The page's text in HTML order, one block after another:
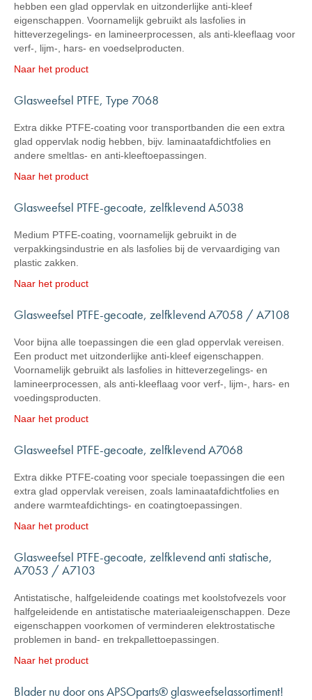
hebben een glad oppervlak en uitzonderlijke anti-kleef
eigenschappen. Voornamelijk gebruikt als lasfolies in
hitteverzegelings- en lamineerprocessen, als anti-kleeflaag voor
verf-, lijm-, hars- en voedselproducten.
Naar het product
Glasweefsel PTFE, Type 7068
Extra dikke PTFE-coating voor transportbanden die een extra
glad oppervlak nodig hebben, bijv. laminaatafdichtfolies en
andere smeltlas- en anti-kleeftoepassingen.
Naar het product
Glasweefsel PTFE-gecoate, zelfklevend A5038
Medium PTFE-coating, voornamelijk gebruikt in de
verpakkingsindustrie en als lasfolies bij de vervaardiging van
plastic zakken.
Naar het product
Glasweefsel PTFE-gecoate, zelfklevend A7058 / A7108
Voor bijna alle toepassingen die een glad oppervlak vereisen.
Een product met uitzonderlijke anti-kleef eigenschappen.
Voornamelijk gebruikt als lasfolies in hitteverzegelings- en
lamineerprocessen, als anti-kleeflaag voor verf-, lijm-, hars- en
voedingsproducten.
Naar het product
Glasweefsel PTFE-gecoate, zelfklevend A7068
Extra dikke PTFE-coating voor speciale toepassingen die een
extra glad oppervlak vereisen, zoals laminaatafdichtfolies en
andere warmteafdichtings- en coatingtoepassingen.
Naar het product
Glasweefsel PTFE-gecoate, zelfklevend anti statische,
A7053 / A7103
Antistatische, halfgeleidende coatings met koolstofvezels voor
halfgeleidende en antistatische materiaaleigenschappen. Deze
eigenschappen voorkomen of verminderen elektrostatische
problemen in band- en trekpallettoepassingen.
Naar het product
Blader nu door ons APSOparts® glasweefselassortiment!